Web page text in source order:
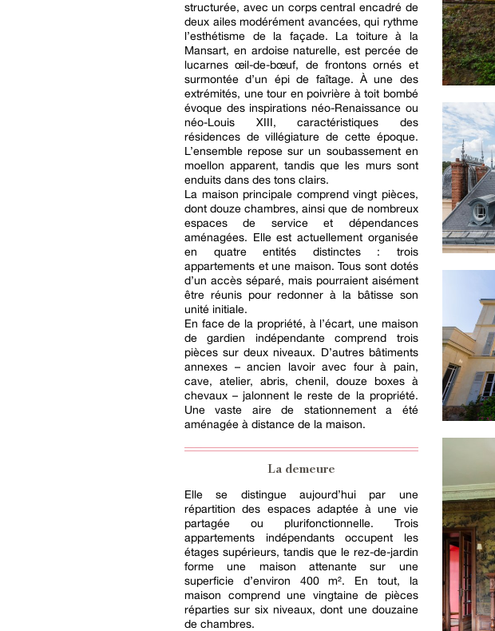
structurée, avec un corps central encadré de
deux ailes modérément avancées, qui rythme
l’esthétisme de la façade. La toiture à la
Mansart, en ardoise naturelle, est percée de
lucarnes œil-de-bœuf, de frontons ornés et
surmontée d’un épi de faîtage. À une des
extrémités, une tour en poivrière à toit bombé
évoque des inspirations néo-Renaissance ou
néo-Louis XIII, caractéristiques des
résidences de villégiature de cette époque.
L’ensemble repose sur un soubassement en
moellon apparent, tandis que les murs sont
enduits dans des tons clairs.
La maison principale comprend vingt pièces,
dont douze chambres, ainsi que de nombreux
espaces de service et dépendances
aménagées. Elle est actuellement organisée
en quatre entités distinctes : trois
appartements et une maison. Tous sont dotés
d’un accès séparé, mais pourraient aisément
être réunis pour redonner à la bâtisse son
unité initiale.
En face de la propriété, à l’écart, une maison
de gardien indépendante comprend trois
pièces sur deux niveaux. D’autres bâtiments
annexes – ancien lavoir avec four à pain,
cave, atelier, abris, chenil, douze boxes à
chevaux – jalonnent le reste de la propriété.
Une vaste aire de stationnement a été
aménagée à distance de la maison.
La demeure
Elle se distingue aujourd’hui par une
répartition des espaces adaptée à une vie
partagée ou plurifonctionnelle. Trois
appartements indépendants occupent les
étages supérieurs, tandis que le rez-de-jardin
forme une maison attenante sur une
superficie d’environ 400 m². En tout, la
maison comprend une vingtaine de pièces
réparties sur six niveaux, dont une douzaine
de chambres.